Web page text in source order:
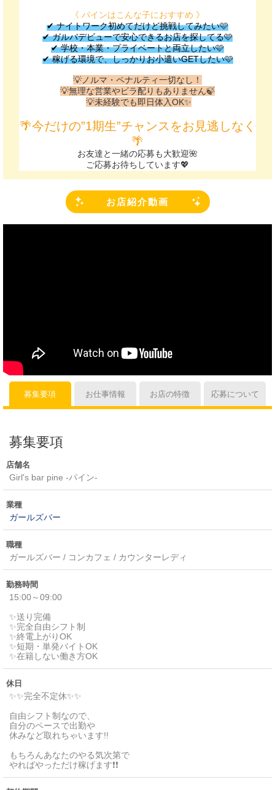
《 パインはこんな子におすすめ 》
✔ ナイトワーク初めてだけど挑戦してみたい🩷
✔ ガルバデビューで安心できるお店を探してる🩷
✔ 学校・本業・プライベートと両立したい🩷
✔ 稼げる環境で、しっかりお小遣いGETしたい🩷
💡ノルマ・ペナルティ一切なし！
💡無理な営業やビラ配りもありません🍃
💡未経験でも即日体入OK✨
🌴今だけの”1期生”チャンスをお見逃しなく
🌴
お友達と一緒の応募も大歓迎🌺
ご応募お待ちしています💖
お店紹介動画
募集要項 お仕事情報 お店の特徴 応募について
募集要項
店舗名
Girl's bar pine -パイン-
業種
ガールズバー
職種
ガールズバー / コンカフェ / カウンターレディ
勤務時間
15:00～09:00
✨送り完備
✨完全自由シフト制
✨終電上がりOK
✨短期・単発バイトOK
✨在籍しない働き方OK
休日
✨✨完全不定休✨✨
自由シフト制なので、
自分のペースで出勤や
休みなど取れちゃいます!!
もちろんあなたのやる気次第で
やればやっただけ稼げます❗️❗️